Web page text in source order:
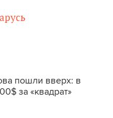
пошли вверх: в
за «квадрат»